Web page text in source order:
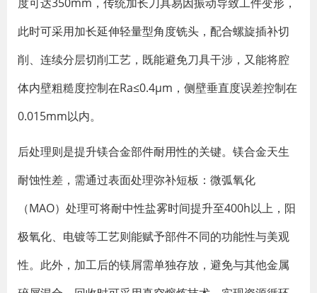
此时可采用加长延伸轻量型角度铣头，配合螺旋插补切
削、连续分层切削工艺，既能避免刀具干涉，又能将腔
体内壁粗糙度控制在Ra≤0.4μm，侧壁垂直度误差控制在
0.015mm以内。
后处理则是提升镁合金部件耐用性的关键。镁合金天生
耐蚀性差，需通过表面处理弥补短板：微弧氧化
（MAO）处理可将耐中性盐雾时间提升至400h以上，阳
极氧化、电镀等工艺则能赋予部件不同的功能性与美观
性。此外，加工后的镁屑需单独存放，避免与其他金属